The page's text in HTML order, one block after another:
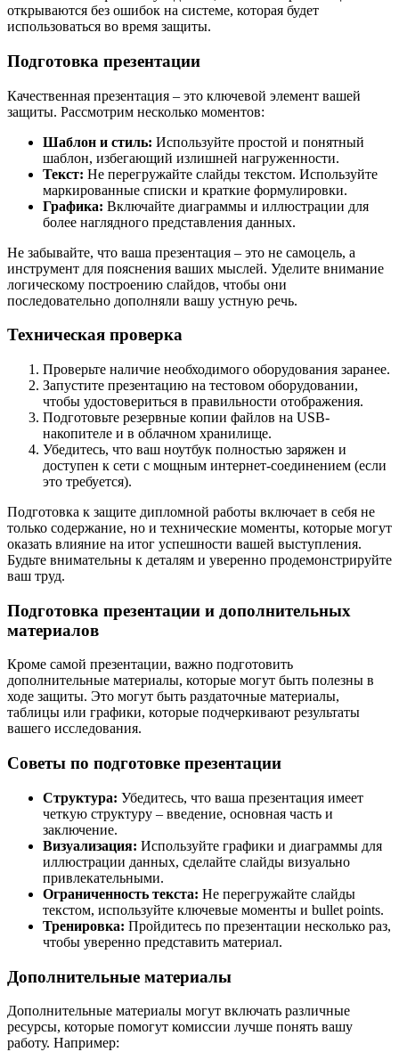
открываются без ошибок на системе, которая будет
использоваться во время защиты.
Подготовка презентации
Качественная презентация – это ключевой элемент вашей
защиты. Рассмотрим несколько моментов:
Шаблон и стиль: Используйте простой и понятный
шаблон, избегающий излишней нагруженности.
Текст: Не перегружайте слайды текстом. Используйте
маркированные списки и краткие формулировки.
Графика: Включайте диаграммы и иллюстрации для
более наглядного представления данных.
Не забывайте, что ваша презентация – это не самоцель, а
инструмент для пояснения ваших мыслей. Уделите внимание
логическому построению слайдов, чтобы они
последовательно дополняли вашу устную речь.
Техническая проверка
Проверьте наличие необходимого оборудования заранее.
Запустите презентацию на тестовом оборудовании,
чтобы удостовериться в правильности отображения.
Подготовьте резервные копии файлов на USB-
накопителе и в облачном хранилище.
Убедитесь, что ваш ноутбук полностью заряжен и
доступен к сети с мощным интернет-соединением (если
это требуется).
Подготовка к защите дипломной работы включает в себя не
только содержание, но и технические моменты, которые могут
оказать влияние на итог успешности вашей выступления.
Будьте внимательны к деталям и уверенно продемонстрируйте
ваш труд.
Подготовка презентации и дополнительных
материалов
Кроме самой презентации, важно подготовить
дополнительные материалы, которые могут быть полезны в
ходе защиты. Это могут быть раздаточные материалы,
таблицы или графики, которые подчеркивают результаты
вашего исследования.
Советы по подготовке презентации
Структура: Убедитесь, что ваша презентация имеет
четкую структуру – введение, основная часть и
заключение.
Визуализация: Используйте графики и диаграммы для
иллюстрации данных, сделайте слайды визуально
привлекательными.
Ограниченность текста: Не перегружайте слайды
текстом, используйте ключевые моменты и bullet points.
Тренировка: Пройдитесь по презентации несколько раз,
чтобы уверенно представить материал.
Дополнительные материалы
Дополнительные материалы могут включать различные
ресурсы, которые помогут комиссии лучше понять вашу
работу. Например: